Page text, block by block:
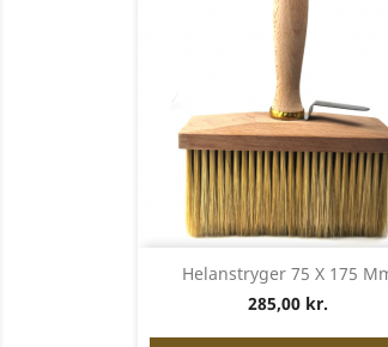
Vis her
Helanstryger 75 X 175
285,00 kr.